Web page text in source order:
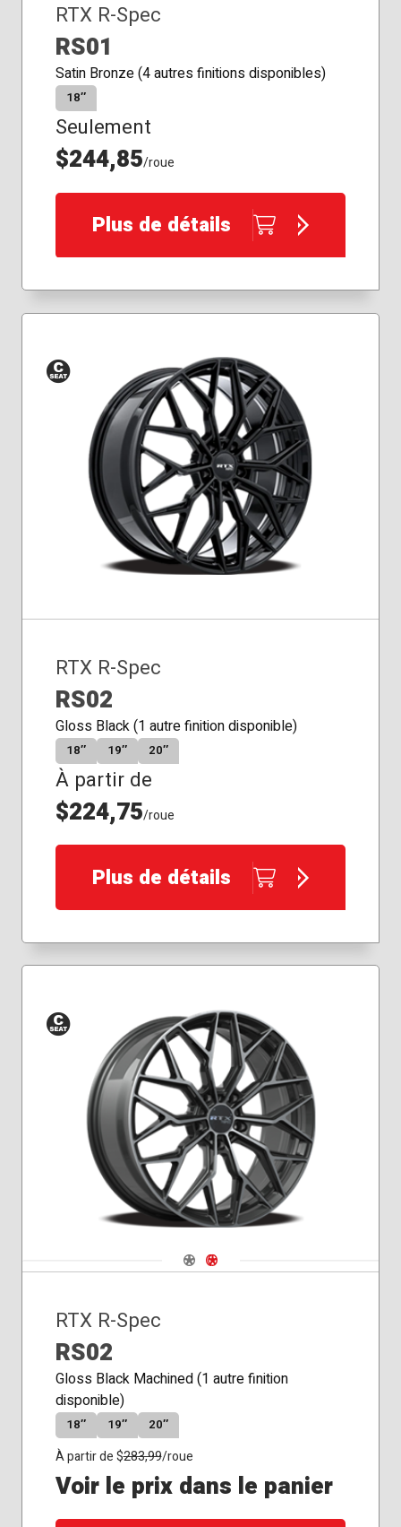
RTX R-Spec
RS01
Satin Bronze (4 autres finitions disponibles)
18″
Seulement
$244,85/roue
Plus de détails
Siège
conique
RTX R-Spec
RS02
Gloss Black (1 autre finition disponible)
18″ 19″ 20″
À partir de
$224,75/roue
Plus de détails
Siège
conique
Navigate 1
Navigate 2
RTX R-Spec
RS02
Gloss Black Machined (1 autre finition
disponible)
18″ 19″ 20″
À partir de $283,99/roue
Voir le prix dans le panier